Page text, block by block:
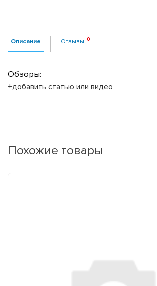
Описание Отзывы
Обзоры:
+добавить статью или видео
Похожие товары